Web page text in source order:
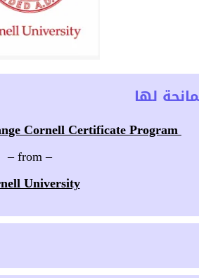
لها
DEI: Dialogue for Change Cornell Certificate Program
– from –
University